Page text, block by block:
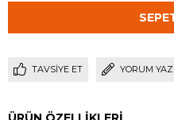
TAVSIYE ET YORUM YAZ